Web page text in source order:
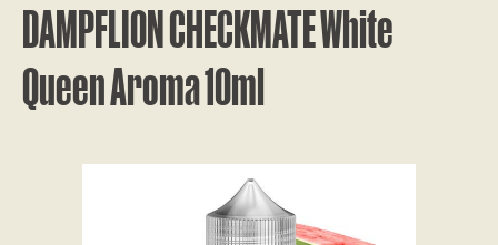
DAMPFLION CHECKMATE White
Queen Aroma 10ml